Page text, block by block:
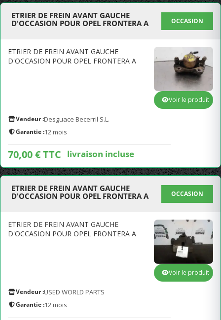
ETRIER DE FREIN AVANT GAUCHE
D'OCCASION POUR OPEL FRONTERA A
OCCASION
ETRIER DE FREIN AVANT GAUCHE
D'OCCASION POUR OPEL FRONTERA A
Vendeur :Desguace Becerril S.L.
Garantie :12 mois
70,00 € TTC livraison incluse
Voir le produit
ETRIER DE FREIN AVANT GAUCHE
D'OCCASION POUR OPEL FRONTERA A
OCCASION
ETRIER DE FREIN AVANT GAUCHE
D'OCCASION POUR OPEL FRONTERA A
Vendeur :USED WORLD PARTS
Garantie :12 mois
Voir le produit